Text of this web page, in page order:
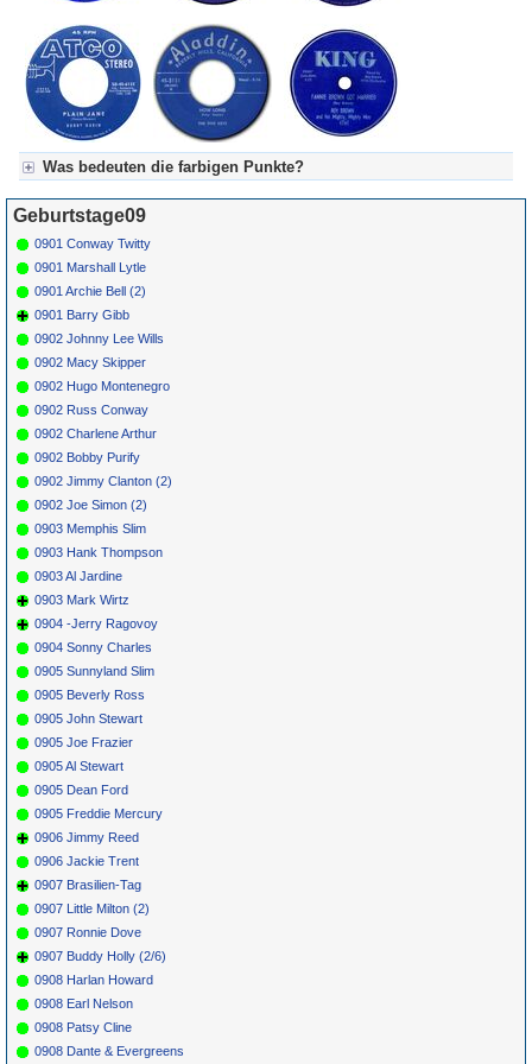
Marty
Robbins
Was bedeuten die farbigen Punkte?
Für Axel's Tageskalender:
Grün = Kurzgeschichte
Grün! = fachlich bestimmt spannend, nicht verpassen!
Grün+ = Stundenbeitrag
Gelb = Kurzgeschichten oder Stundensendungen in Arbeit
Blau = Beschreibungstext (beschreibender Text)
Geburtstage09
0901 Conway Twitty
0901 Marshall Lytle
0901 Archie Bell (2)
0901 Barry Gibb
0902 Johnny Lee Wills
0902 Macy Skipper
0902 Hugo Montenegro
0902 Russ Conway
0902 Charlene Arthur
0902 Bobby Purify
0902 Jimmy Clanton (2)
0902 Joe Simon (2)
0903 Memphis Slim
0903 Hank Thompson
0903 Al Jardine
0903 Mark Wirtz
0904 -Jerry Ragovoy
0904 Sonny Charles
0905 Sunnyland Slim
0905 Beverly Ross
0905 John Stewart
0905 Joe Frazier
0905 Al Stewart
0905 Dean Ford
0905 Freddie Mercury
0906 Jimmy Reed
0906 Jackie Trent
0907 Brasilien-Tag
0907 Little Milton (2)
0907 Ronnie Dove
0907 Buddy Holly (2/6)
0908 Harlan Howard
0908 Earl Nelson
0908 Patsy Cline
0908 Dante & Evergreens